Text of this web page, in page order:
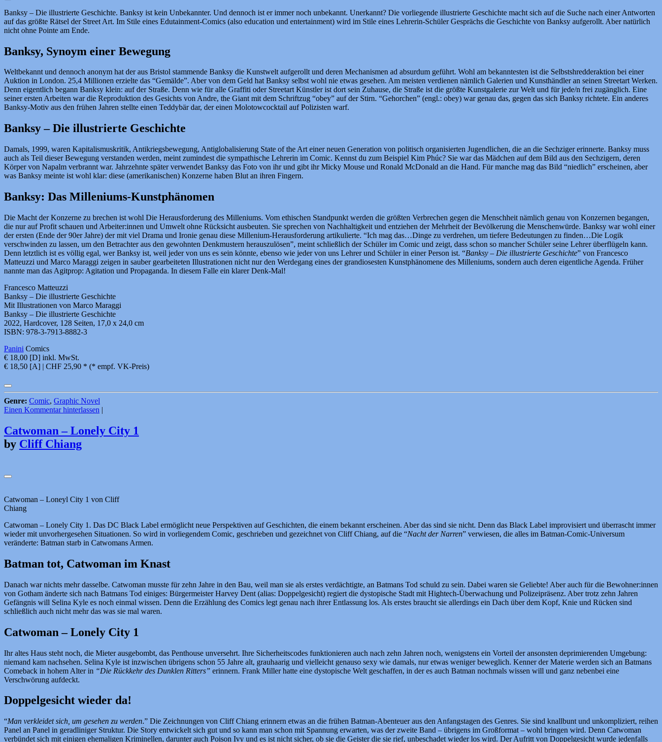
Banksy – Die illustrierte Geschichte. Banksy ist kein Unbekannter. Und dennoch ist er immer noch unbekannt. Unerkannt? Die vorliegende illustrierte Geschichte macht sich auf die Suche nach einer Antworten
auf das größte Rätsel der Street Art. Im Stile eines Edutainment-Comics (also education und entertainment) wird im Stile eines Lehrerin-Schüler Gesprächs die Geschichte von Banksy aufgerollt. Aber natürlich
nicht ohne Pointe am Ende.
Banksy, Synoym einer Bewegung
Weltbekannt und dennoch anonym hat der aus Bristol stammende Banksy die Kunstwelt aufgerollt und deren Mechanismen ad absurdum geführt. Wohl am bekanntesten ist die Selbstshredderaktion bei einer
Auktion in London. 25,4 Millionen erzielte das “Gemälde”. Aber von dem Geld hat Banksy selbst wohl nie etwas gesehen. Am meisten verdienen nämlich Galerien und Kunsthändler an seinen Streetart Werken.
Denn eigentlich begann Banksy klein: auf der Straße. Denn wie für alle Graffiti oder Streetart Künstler ist dort sein Zuhause, die Straße ist die größte Kunstgalerie zur Welt und für jede/n frei zugänglich. Eine
seiner ersten Arbeiten war die Reproduktion des Gesichts von Andre, the Giant mit dem Schriftzug “obey” auf der Stirn. “Gehorchen” (engl.: obey) war genau das, gegen das sich Banksy richtete. Ein anderes
Banksy-Motiv aus den frühen Jahren stellte einen Teddybär dar, der einen Molotowcocktail auf Polizisten warf.
Banksy – Die illustrierte Geschichte
Damals, 1999, waren Kapitalismuskritik, Antikriegsbewegung, Antiglobalisierung State of the Art einer neuen Generation von politisch organisierten Jugendlichen, die an die Sechziger erinnerte. Banksy muss
auch als Teil dieser Bewegung verstanden werden, meint zumindest die sympathische Lehrerin im Comic. Kennst du zum Beispiel Kim Phúc? Sie war das Mädchen auf dem Bild aus den Sechzigern, deren
Körper von Napalm verbrannt war. Jahrzehnte später verwendet Banksy das Foto von ihr und gibt ihr Micky Mouse und Ronald McDonald an die Hand. Für manche mag das Bild “niedlich” erscheinen, aber
was Banksy meinte ist wohl klar: diese (amerikanischen) Konzerne haben Blut an ihren Fingern.
Banksy: Das Milleniums-Kunstphänomen
Die Macht der Konzerne zu brechen ist wohl Die Herausforderung des Milleniums. Vom ethischen Standpunkt werden die größten Verbrechen gegen die Menschheit nämlich genau von Konzernen begangen,
die nur auf Profit schauen und Arbeiter:innen und Umwelt ohne Rücksicht ausbeuten. Sie sprechen von Nachhaltigkeit und entziehen der Mehrheit der Bevölkerung die Menschenwürde. Banksy war wohl einer
der ersten (Ende der 90er Jahre) der mit viel Drama und Ironie genau diese Millenium-Herausforderung artikulierte. “Ich mag das…Dinge zu verdrehen, um tiefere Bedeutungen zu finden…Die Logik
verschwinden zu lassen, um den Betrachter aus den gewohnten Denkmustern herauszulösen”, meint schließlich der Schüler im Comic und zeigt, dass schon so mancher Schüler seine Lehrer überflügeln kann.
Denn letztlich ist es völlig egal, wer Banksy ist, weil jeder von uns es sein könnte, ebenso wie jeder von uns Lehrer und Schüler in einer Person ist. “Banksy – Die illustrierte Geschichte” von Francesco
Matteuzzi und Marco Maraggi zeigen in sauber gearbeiteten Illustrationen nicht nur den Werdegang eines der grandiosesten Kunstphänomene des Milleniums, sondern auch deren eigentliche Agenda. Früher
nannte man das Agitprop: Agitation und Propaganda. In diesem Falle ein klarer Denk-Mal!
Francesco Matteuzzi
Banksy – Die illustrierte Geschichte
Mit Illustrationen von Marco Maraggi
Banksy – Die illustrierte Geschichte
2022, Hardcover, 128 Seiten, 17,0 x 24,0 cm
ISBN: 978-3-7913-8882-3
Panini Comics
€ 18,00 [D] inkl. MwSt.
€ 18,50 [A] | CHF 25,90 * (* empf. VK-Preis)
Genre: Comic, Graphic Novel
Einen Kommentar hinterlassen |
Catwoman – Lonely City 1
by Cliff Chiang
Catwoman – Loneyl City 1 von Cliff
Chiang
Catwoman – Lonely City 1. Das DC Black Label ermöglicht neue Perspektiven auf Geschichten, die einem bekannt erscheinen. Aber das sind sie nicht. Denn das Black Label improvisiert und überrascht immer
wieder mit unvorhergesehen Situationen. So wird in vorliegendem Comic, geschrieben und gezeichnet von Cliff Chiang, auf die “Nacht der Narren” verwiesen, die alles im Batman-Comic-Universum
veränderte: Batman starb in Catwomans Armen.
Batman tot, Catwoman im Knast
Danach war nichts mehr dasselbe. Catwoman musste für zehn Jahre in den Bau, weil man sie als erstes verdächtigte, an Batmans Tod schuld zu sein. Dabei waren sie Geliebte! Aber auch für die Bewohner:innen
von Gotham änderte sich nach Batmans Tod einiges: Bürgermeister Harvey Dent (alias: Doppelgesicht) regiert die dystopische Stadt mit Hightech-Überwachung und Polizeipräsenz. Aber trotz zehn Jahren
Gefängnis will Selina Kyle es noch einmal wissen. Denn die Erzählung des Comics legt genau nach ihrer Entlassung los. Als erstes braucht sie allerdings ein Dach über dem Kopf, Knie und Rücken sind
schließlich auch nicht mehr das was sie mal waren.
Catwoman – Lonely City 1
Ihr altes Haus steht noch, die Mieter ausgebombt, das Penthouse unversehrt. Ihre Sicherheitscodes funktionieren auch nach zehn Jahren noch, wenigstens ein Vorteil der ansonsten deprimierenden Umgebung:
niemand kam nachsehen. Selina Kyle ist inzwischen übrigens schon 55 Jahre alt, grauhaarig und vielleicht genauso sexy wie damals, nur etwas weniger beweglich. Kenner der Materie werden sich an Batmans
Comeback in hohem Alter in “Die Rückkehr des Dunklen Ritters” erinnern. Frank Miller hatte eine dystopische Welt geschaffen, in der es auch Batman nochmals wissen will und ganz nebenbei eine
Verschwörung aufdeckt.
Doppelgesicht wieder da!
“Man verkleidet sich, um gesehen zu werden.” Die Zeichnungen von Cliff Chiang erinnern etwas an die frühen Batman-Abenteuer aus den Anfangstagen des Genres. Sie sind knallbunt und unkompliziert, reihen
Panel an Panel in geradliniger Struktur. Die Story entwickelt sich gut und so kann man schon mit Spannung erwarten, was der zweite Band – übrigens im Großformat – wohl bringen wird. Denn Catwoman
verbündet sich mit einigen ehemaligen Kriminellen, darunter auch Poison Ivy und es ist nicht sicher, ob sie die Geister die sie rief, unbeschadet wieder los wird. Der Aufritt von Doppelgesicht wurde jedenfalls